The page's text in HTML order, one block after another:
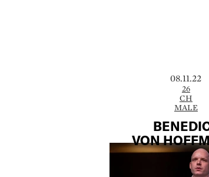
08.11.22
26
CH
MALE
VON